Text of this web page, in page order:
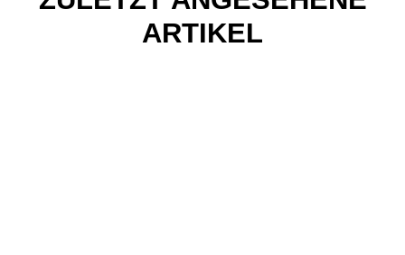
ARTIKEL